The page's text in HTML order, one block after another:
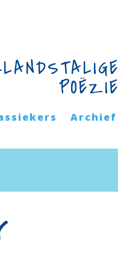
POËZIE
Archief